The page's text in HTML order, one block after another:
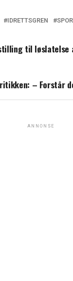
IDRETTSGREN
til løslatelse
– Forstår
ANNONSE